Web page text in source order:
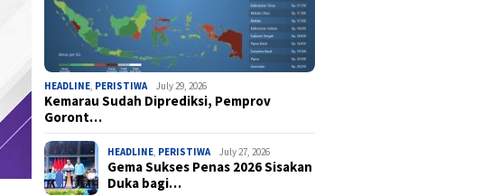
HEADLINE, PERISTIWA July 29, 2026
Kemarau Sudah Diprediksi, Pemprov
Goront…
HEADLINE, PERISTIWA July 27, 2026
Gema Sukses Penas 2026 Sisakan
Duka bagi…